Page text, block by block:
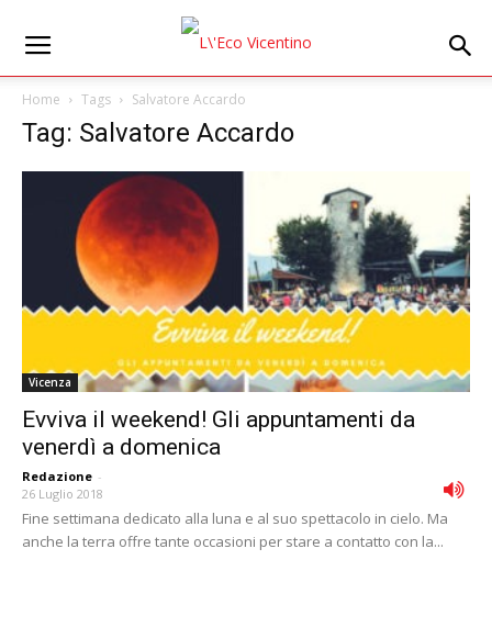
Home Tags Salvatore Accardo
Tag: Salvatore Accardo
Vicenza
Evviva il weekend! Gli appuntamenti da
venerdì a domenica
Redazione -
26 Luglio 2018
Fine settimana dedicato alla luna e al suo spettacolo in cielo. Ma
anche la terra offre tante occasioni per stare a contatto con la...